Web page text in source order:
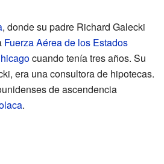
, donde su padre Richard Galecki
Fuerza Aérea de los Estados
cuando tenía tres años. Su
era una consultora de hipotecas.
de ascendencia
.